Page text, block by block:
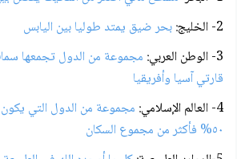
2- الخليج:
بحر ضيق يمتد طوليا بين اليابس
3- الوطن العربي:
مجموعة من الدول تجمعها
قارتي آسيا وأفريقيا
4- العالم الإسلامي:
مجموعة من الدول التي يكون
٥٠% فأكثر من مجموع السكان